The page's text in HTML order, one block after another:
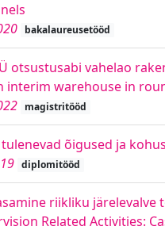
bakalaureusetööd
otsustusabi vahelao
interim warehouse in
magistritööd
õigused ja
diplomitööd
riikliku
Related Activities: